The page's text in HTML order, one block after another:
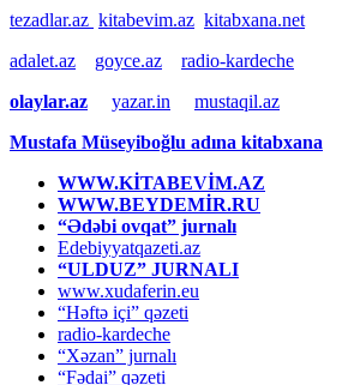
tezadlar.az kitabevim.az kitabxana.net
adalet.az
goyce.az
radio-kardeche
olaylar.az
yazar.in
mustaqil.az
Mustafa Müseyiboğlu adına kitabxana
WWW.KİTABEVİM.AZ
WWW.BEYDEMİR.RU
“Ədəbi ovqat” jurnalı
Edebiyyatqazeti.az
“ULDUZ” JURNALI
www.xudaferin.eu
“Həftə içi” qəzeti
radio-kardeche
“Xəzan” jurnalı
“Fədai” qəzeti